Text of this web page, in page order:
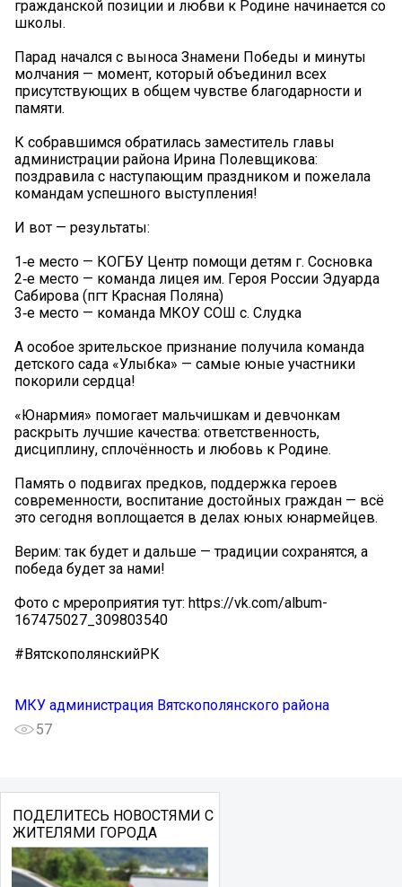
гражданской позиции и любви к Родине начинается со
школы.
Парад начался с выноса Знамени Победы и минуты
молчания — момент, который объединил всех
присутствующих в общем чувстве благодарности и
памяти.
К собравшимся обратилась заместитель главы
администрации района Ирина Полевщикова:
поздравила с наступающим праздником и пожелала
командам успешного выступления!
И вот — результаты:
1‑е место — КОГБУ Центр помощи детям г. Сосновка
2‑е место — команда лицея им. Героя России Эдуарда
Сабирова (пгт Красная Поляна)
3‑е место — команда МКОУ СОШ с. Слудка
А особое зрительское признание получила команда
детского сада «Улыбка» — самые юные участники
покорили сердца!
«Юнармия» помогает мальчишкам и девчонкам
раскрыть лучшие качества: ответственность,
дисциплину, сплочённость и любовь к Родине.
Память о подвигах предков, поддержка героев
современности, воспитание достойных граждан — всё
это сегодня воплощается в делах юных юнармейцев.
Верим: так будет и дальше — традиции сохранятся, а
победа будет за нами!
Фото с мрероприятия тут: https://vk.com/album-
167475027_309803540
#ВятскополянскийРК
МКУ администрация Вятскополянского района
57
ПОДЕЛИТЕСЬ НОВОСТЯМИ С
ЖИТЕЛЯМИ ГОРОДА